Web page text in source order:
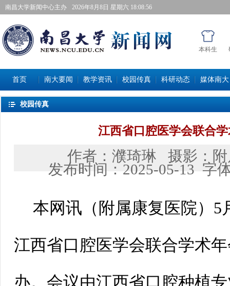
南昌大学新闻中心主办 2026年8月8日星期六 18:08:56
本科生
首页 南大要闻 教学资讯 校园传真 科研动态 媒体南大
校园传真
江西省口腔医学会联合
作者：濮琦琳 摄影：
发布时间： 2025-05-13 字
本网讯（ 附属康复医院）5
江西省口腔医学会联合学术
办。会议由江西省口腔种植